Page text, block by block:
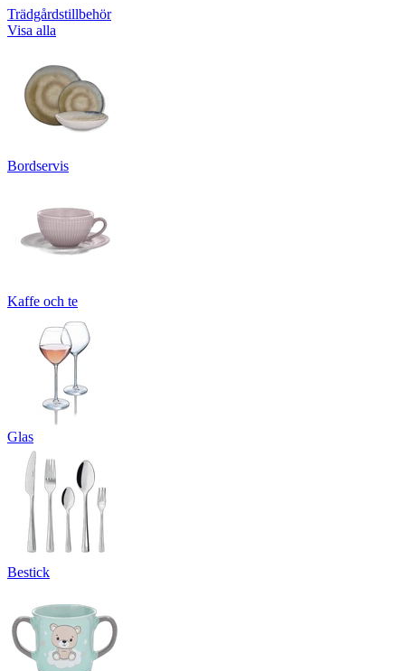
Trädgårdstillbehör
Visa alla
Bordservis
Kaffe och te
Glas
Bestick